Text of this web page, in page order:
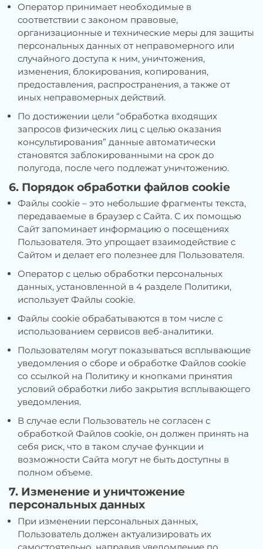
Оператор принимает необходимые в
соответствии с законом правовые,
организационные и технические меры для защиты
персональных данных от неправомерного или
случайного доступа к ним, уничтожения,
изменения, блокирования, копирования,
предоставления, распространения, а также от
иных неправомерных действий.
По достижении цели “обработка входящих
запросов физических лиц с целью оказания
консультирования” данные автоматически
становятся заблокированными на срок до
полугода, после чего подлежат уничтожению.
6. Порядок обработки файлов cookie
Файлы cookie – это небольшие фрагменты текста,
передаваемые в браузер с Сайта. С их помощью
Сайт запоминает информацию о посещениях
Пользователя. Это упрощает взаимодействие с
Сайтом и делает его полезнее для Пользователя.
Оператор с целью обработки персональных
данных, установленной в 4 разделе Политики,
использует Файлы cookie.
Файлы cookie обрабатываются в том числе с
использованием сервисов веб-аналитики.
Пользователям могут показываться всплывающие
уведомления о сборе и обработке Файлов cookie
со ссылкой на Политику и кнопками принятия
условий обработки либо закрытия всплывающего
уведомления.
В случае если Пользователь не согласен с
обработкой Файлов cookie, он должен принять на
себя риск, что в таком случае функции и
возможности Сайта могут не быть доступны в
полном объеме.
7. Изменение и уничтожение
персональных данных
При изменении персональных данных,
Пользователь должен актуализировать их
самостоятельно, направив уведомление по